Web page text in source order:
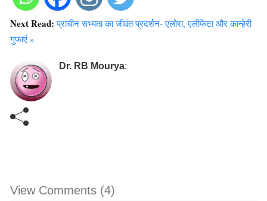
Next Read:प्राचीन सभ्यता का जीवंत प्रदर्शन- एलोरा, एलीफेंटा और कान्हेरी
गुफाएं »
Dr. RB Mourya:
View Comments (4)